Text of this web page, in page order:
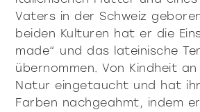
alle
produkte
Vaters in der Schweiz
beiden Kulturen hat er die
made“ und das lateinische
übernommen. Von Kindheit
Natur eingetaucht und hat
Farben nachgeahmt, indem